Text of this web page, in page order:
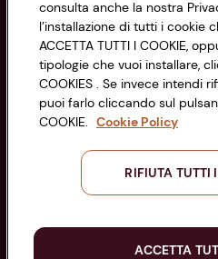
Servizio
Seguici sui Social:
Scarica l'app
consulta anche la nostra
l’installazione di tutti i cookie
ACCETTA TUTTI I COOKIE,
tipologie che vuoi installare,
COOKIES . Se invece intendi
puoi farlo cliccando sul
COOKIE. Cookie Policy
RIFIUTA TUTTI
ACCETTA